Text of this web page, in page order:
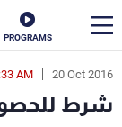
PROGRAMS
20 Oct 2016
AM
شرط
en
الأخبار